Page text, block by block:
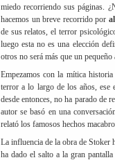
miedo recorriendo sus páginas.
hacemos un breve recorrido por
de sus relatos, el terror
luego esta no es una elección
otros no será más que un
Empezamos con la mítica
terror a lo largo de los años, ese
desde entonces, no ha parado de
autor se basó en una
relató los famosos hechos
La influencia de la obra de Stoker
ha dado el salto a la gran